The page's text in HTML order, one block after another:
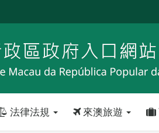
法律法規 來澳旅遊